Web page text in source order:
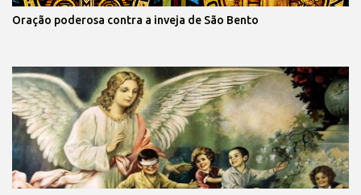
Oração poderosa contra a inveja de São Bento